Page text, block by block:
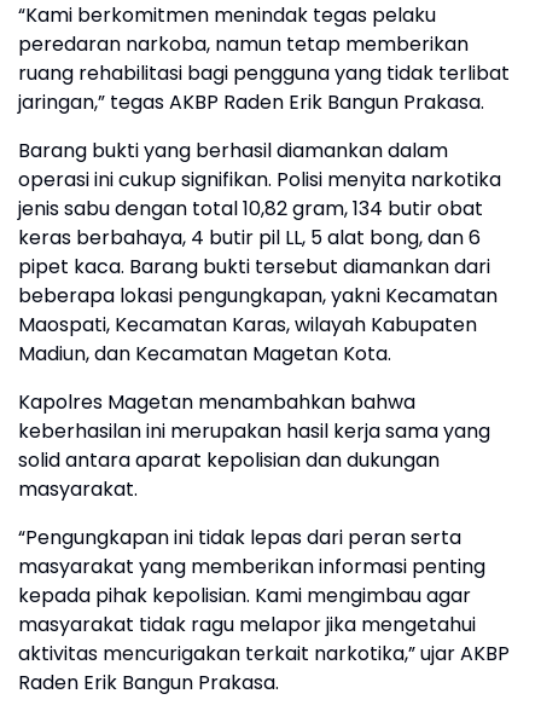
“Kami berkomitmen menindak tegas pelaku
peredaran narkoba, namun tetap memberikan
ruang rehabilitasi bagi pengguna yang tidak terlibat
jaringan,” tegas AKBP Raden Erik Bangun Prakasa.
Barang bukti yang berhasil diamankan dalam
operasi ini cukup signifikan. Polisi menyita narkotika
jenis sabu dengan total 10,82 gram, 134 butir obat
keras berbahaya, 4 butir pil LL, 5 alat bong, dan 6
pipet kaca. Barang bukti tersebut diamankan dari
beberapa lokasi pengungkapan, yakni Kecamatan
Maospati, Kecamatan Karas, wilayah Kabupaten
Madiun, dan Kecamatan Magetan Kota.
Kapolres Magetan menambahkan bahwa
keberhasilan ini merupakan hasil kerja sama yang
solid antara aparat kepolisian dan dukungan
masyarakat.
“Pengungkapan ini tidak lepas dari peran serta
masyarakat yang memberikan informasi penting
kepada pihak kepolisian. Kami mengimbau agar
masyarakat tidak ragu melapor jika mengetahui
aktivitas mencurigakan terkait narkotika,” ujar AKBP
Raden Erik Bangun Prakasa.